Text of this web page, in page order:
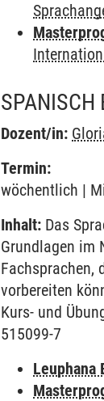
SPANISCH
Dozent/in:
Termin:
wöchentlich |
Inhalt: Das
Grundlagen im
Fachsprachen,
vorbereiten
Kurs- und
515099-7
Leuphana